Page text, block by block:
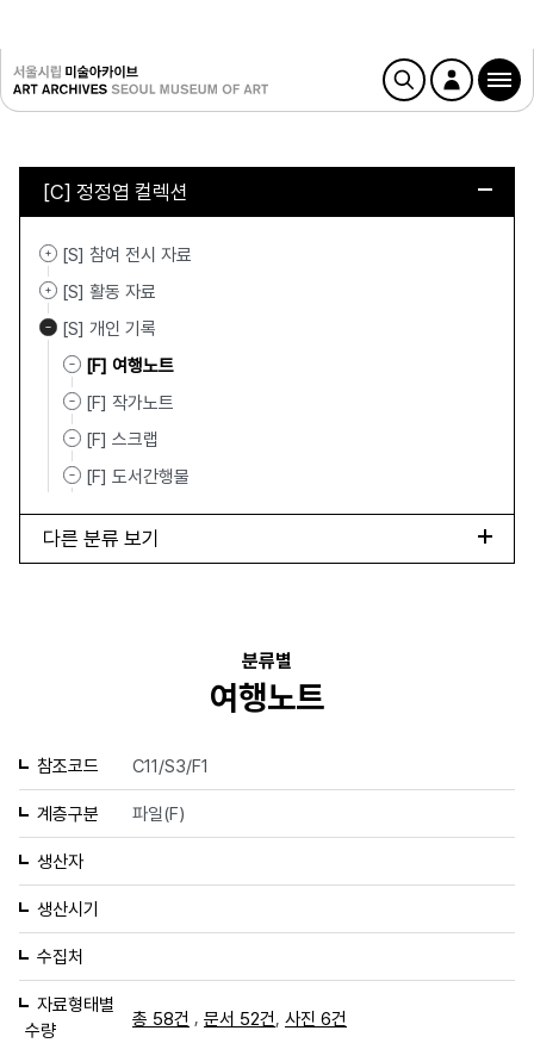
[C] 정정엽 컬렉션
[S] 참여 전시 자료
[S] 활동 자료
[S] 개인 기록
[F] 여행노트
[F] 작가노트
[F] 스크랩
[F] 도서간행물
다른 분류 보기
분류별
여행노트
참조코드 C11/S3/F1
계층구분 파일(F)
생산자
생산시기
수집처
자료형태별
수량
총 58건 , 문서 52건 사진 6건